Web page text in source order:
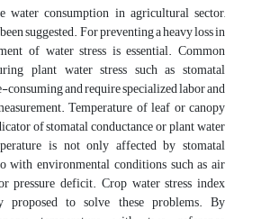
water consumption in agricultural sector,
suggested. For preventing a heavy loss in
of water stress is essential. Common
plant water stress such as stomatal
consuming and require specialized labor and
Temperature of leaf or canopy
of stomatal conductance or plant water
is not only affected by stomatal
with environmental conditions such as air
pressure deficit. Crop water stress index
proposed to solve these problems. By